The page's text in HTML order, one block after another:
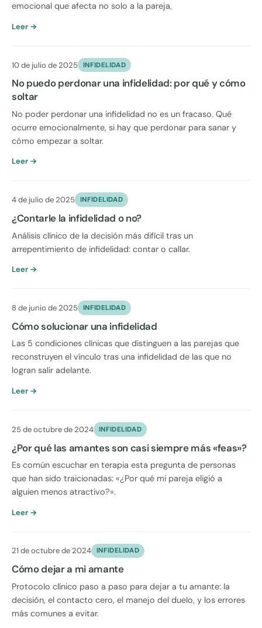
emocional que afecta no solo a la pareja,
Leer →
10 de julio de 2025 INFIDELIDAD
No puedo perdonar una infidelidad: por qué y cómo
soltar
No poder perdonar una infidelidad no es un fracaso. Qué
ocurre emocionalmente, si hay que perdonar para sanar y
cómo empezar a soltar.
Leer →
4 de julio de 2025 INFIDELIDAD
¿Contarle la infidelidad o no?
Análisis clínico de la decisión más difícil tras un
arrepentimiento de infidelidad: contar o callar.
Leer →
8 de junio de 2025 INFIDELIDAD
Cómo solucionar una infidelidad
Las 5 condiciones clínicas que distinguen a las parejas que
reconstruyen el vínculo tras una infidelidad de las que no
logran salir adelante.
Leer →
25 de octubre de 2024 INFIDELIDAD
¿Por qué las amantes son casi siempre más «feas»?
Es común escuchar en terapia esta pregunta de personas
que han sido traicionadas: «¿Por qué mi pareja eligió a
alguien menos atractivo?».
Leer →
21 de octubre de 2024 INFIDELIDAD
Cómo dejar a mi amante
Protocolo clínico paso a paso para dejar a tu amante: la
decisión, el contacto cero, el manejo del duelo, y los errores
más comunes a evitar.